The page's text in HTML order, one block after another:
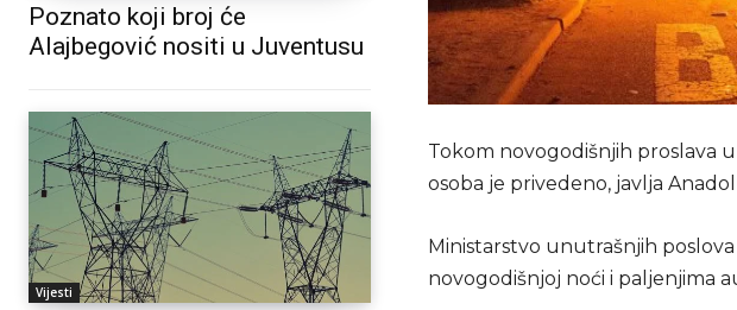
Poznato koji broj će
Alajbegović nositi u Juventusu
Vijesti
Tokom novogodišnjih proslava u
osoba je privedeno, javlja
Ministarstvo unutrašnjih
novogodišnjoj noći i paljenjima